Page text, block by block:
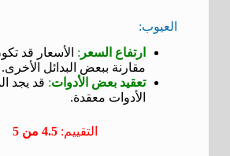
العيوب:
ارتفاع السعر : الأسعار قد
مقارنة ببعض البدائل الأخرى.
تعقيد بعض الأدوات: قد يجد
الأدوات معقدة.
التقييم: 4.5 من 5